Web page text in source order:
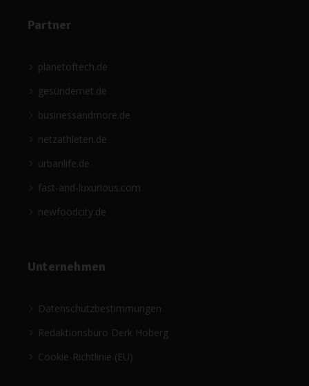
Partner
planetoftech.de
gesündernet.de
businessandmore.de
netzathleten.de
urbanlife.de
fast-and-luxurious.com
newfoodcity.de
Unternehmen
Datenschutzbestimmungen
Redaktionsbüro Derk Hoberg
Cookie-Richtlinie (EU)